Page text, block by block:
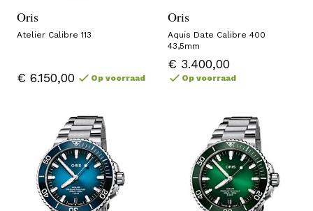
Oris
Atelier Calibre 113
€ 6.150,00 Op voorraad
Oris
Aquis Date Calibre 400
43,5mm
€ 3.400,00
Op voorraad